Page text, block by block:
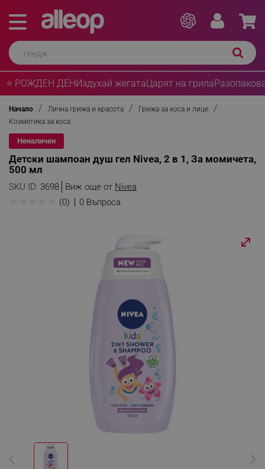
⭐ РОЖДЕН ДЕНИздухай жегатаЦарят на грила
Начало Лична грижа и красота
Грижа за коса и лице
Козметика за коса
Неналичен
Детски шампоан душ гел Nivea, 2 в 1, За момичета,
500 мл
SKU ID: 3698 Виж още от Nivea
(0) 0 Въпроса